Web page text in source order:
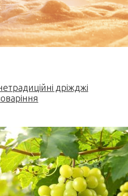
дріжджі